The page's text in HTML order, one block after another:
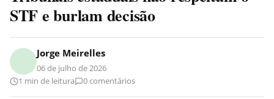
STF e burlam decisão
Jorge Meirelles
06 de julho de 2026
1 min de leitura
0 comentários